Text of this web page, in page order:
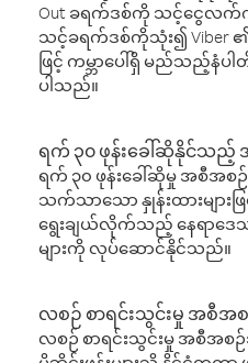
Out ခရက်ဒစ်ကို သင့်ငွေလ
သင့်ခရက်ဒစ်ကိုသုံး၍ Viber ၏
ဖြင့် ကမ္ဘာပေါ်ရှိ မည်သည့်နံပ
ပါသည်။
ရက် ၃၀ ဖုန်းခေါ်ဆိုနိုင်သည့်
ရက် ၃၀ ဖုန်းခေါ်ဆိုမှု အစီအစ
သက်သာသော နှုန်းထားများ
ရွေးချယ်လိုက်သည့် နေရာဒေ
များကို လုပ်ဆောင်နိုင်သည်။
လစဉ် စာရင်းသွင်းမှု အစီအစ
လစဉ် စာရင်းသွင်းမှု အစီအစဉ်